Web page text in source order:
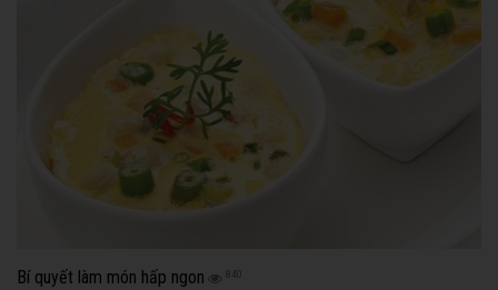
Bí quyết làm món hấp ngon 840